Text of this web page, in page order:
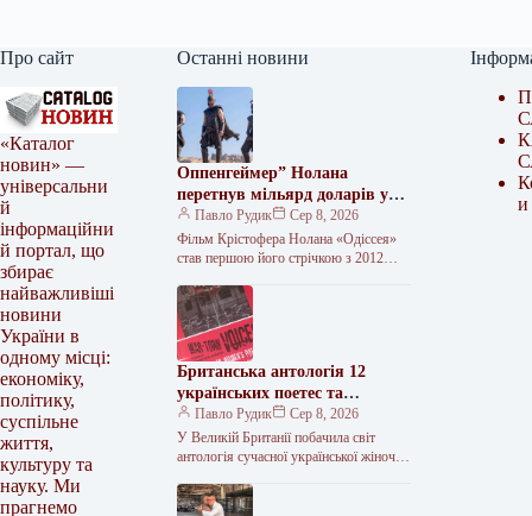
Про сайт
«Каталог
новин» —
універсальни
й
інформаційни
й портал, що
збирає
найважливіші
новини
України в
одному місці:
економіку,
політику,
суспільне
життя,
культуру та
науку. Ми
прагнемо
Останні новини
Оппенгеймер” Нолана
перетнув мільярд доларів у
прокаті
Павло Рудик
Сер 8, 2026
Фільм Крістофера Нолана «Одіссея»
став першою його стрічкою з 2012
доларів США після виходу…
Британська антологія 12
українських поетес та
шведська збірка Наталки
Ворожбит презентують
сучасну українську
Павло Рудик
Сер 8, 2026
У Великій Британії побачила світ
антологія сучасної української жіночої
Women’s Poetry, яка об’єднала твори
и